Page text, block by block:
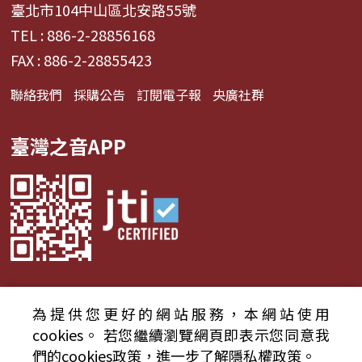
臺北市104中山區北安路55號
TEL : 886-2-28856168
FAX : 886-2-28855423
聯絡我們 採購公告 訂閱電子報 央廣社群
臺灣之音APP
© 2024財團法人中央廣播電臺 版權所有
資通安全政策聲明
服務條款 隱私權條款
為提供您更好的網站服務，本網站使用
cookies。 若您繼續瀏覽網頁即表示您同意我
們的cookies政策，進一步了解隱私權政策。